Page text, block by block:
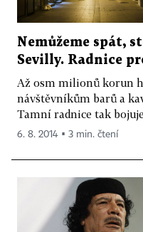
Nemůžeme spát,
Sevilly. Radnice
Až osm milionů korun
návštěvníkům barů a
Tamní radnice tak
6. 8. 2014 ▪ 3 min. čtení